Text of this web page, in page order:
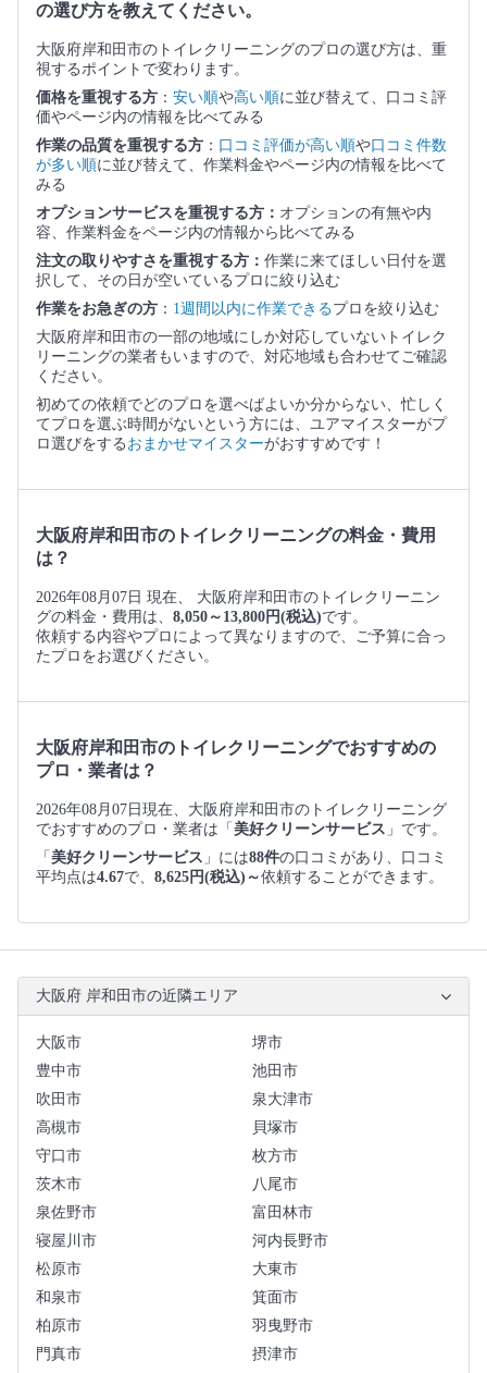
の選び方を教えてください。
大阪府岸和田市のトイレクリーニングのプロの選び方は、重
視するポイントで変わります。
価格を重視する方 ： 安い順や高い順に並び替えて、口コミ評
価やページ内の情報を比べてみる
作業の品質を重視する方 ： 口コミ評価が高い順や口コミ件数
が多い順に並び替えて、作業料金やページ内の情報を比べて
みる
オプションサービスを重視する方： オプションの有無や内
容、作業料金をページ内の情報から比べてみる
注文の取りやすさを重視する方： 作業に来てほしい日付を選
択して、その日が空いているプロに絞り込む
作業をお急ぎの方 ： 1週間以内に作業できるプロを絞り込む
大阪府岸和田市の一部の地域にしか対応していないトイレク
リーニングの業者もいますので、対応地域も合わせてご確認
ください。
初めての依頼でどのプロを選べばよいか分からない、忙しく
てプロを選ぶ時間がないという方には、ユアマイスターがプ
ロ選びをする おまかせマイスターがおすすめです！
大阪府岸和田市のトイレクリーニングの料金・費用
は？
2026年08月07日 現在、 大阪府岸和田市のトイレクリーニン
グの料金・費用は、 8,050～13,800円(税込)です。
依頼する内容やプロによって異なりますので、ご予算に合っ
たプロをお選びください。
大阪府岸和田市のトイレクリーニングでおすすめの
プロ・業者は？
2026年08月07日現在、大阪府岸和田市のトイレクリーニング
でおすすめのプロ・業者は「 美好クリーンサービス 」です。
「 美好クリーンサービス 」には88件の口コミがあり、口コミ
平均点は4.67で、 8,625円(税込)～依頼することができます。
大阪府 岸和田市の近隣エリア
大阪市
堺市
豊中市
池田市
吹田市
泉大津市
高槻市
貝塚市
守口市
枚方市
茨木市
八尾市
泉佐野市
富田林市
寝屋川市
河内長野市
松原市
大東市
和泉市
箕面市
柏原市
羽曳野市
門真市
摂津市